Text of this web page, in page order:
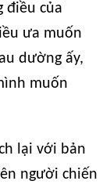
điều của
ưa muốn
dường ấy,
muốn
lại với bản
người chiến